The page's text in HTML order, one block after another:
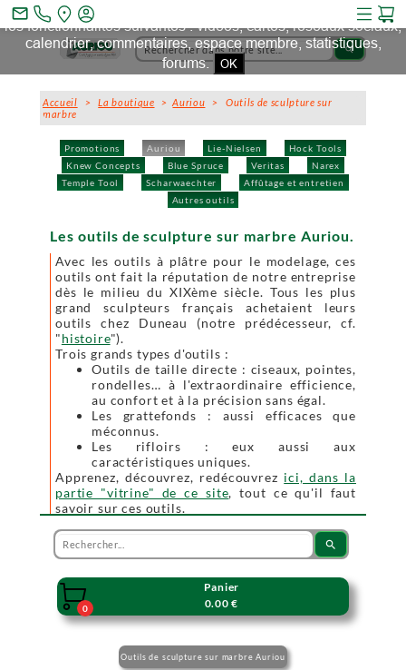
search
Promotions Auriou Lie-Nielsen
Hock Tools
Knew Concepts
Blue Spruce Veritas
Narex
Temple Tool
Scharwaechter
Affûtage et entretien
Autres outils
Accueil >La boutique >Auriou > Outils de sculpture sur
marbre
Les outils de sculpture sur marbre Auriou.
Avec les outils à plâtre pour le modelage, ces
outils ont fait la réputation de notre entreprise
dès le milieu du XIXème siècle. Tous les plus
grand sculpteurs français achetaient leurs
outils chez Duneau (notre prédécesseur, cf.
"histoire").
Trois grands types d'outils :
Outils de taille directe : ciseaux, pointes,
rondelles… à l'extraordinaire efficience,
au confort et à la précision sans égal.
Les grattefonds : aussi efficaces que
méconnus.
Les rifloirs : eux aussi aux
caractéristiques uniques.
Apprenez, découvrez, redécouvrez ici, dans la
partie "vitrine" de ce site, tout ce qu'il faut
savoir sur ces outils.
search

0
Panier
0.00 €
Outils de sculpture sur marbre Auriou
mail_outline
Ce site et des sites tiers qu'il utilise collectent des cookies pour
les fonctionnalités suivantes : vidéos, cartes, réseaux sociaux,
calendrier, commentaires, espace membre, statistiques,
forums. OK